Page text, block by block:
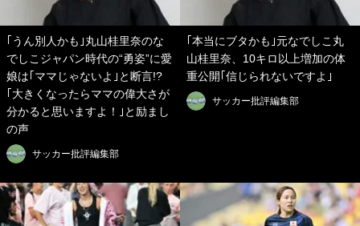
｢うん別人かも｣丸山桂里奈のな
でしこジャパン時代の“勇姿”に愛
娘は｢ママじゃないよ｣と断言!?
｢大きくなったらママの偉大さが
分かると思いますよ！｣と励まし
の声
サッカー批評編集部
｢本当にブタかも｣元なでしこ丸
山桂里奈、10キロ以上増加の体
重公開｢信じられないですよ｣
サッカー批評編集部